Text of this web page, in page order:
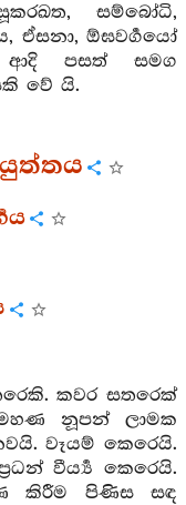
සම්බෝධි,
ඒසනා, ඕඝවර්‍ගයෝ
ආදි පසත් සමග
වේ යි.
කවර සතරෙක්
නූපන් ලාමක
වෑයම් කෙරෙයි.
වීර්‍ය්‍ය කෙරෙයි.
කිරීම පිණිස සඳ